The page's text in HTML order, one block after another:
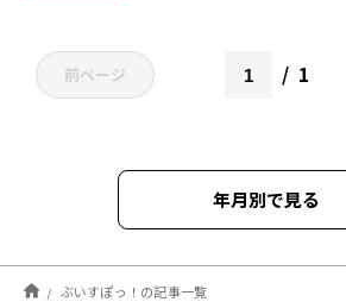
前ページ 1
年月別で見る
2026年03月
ぶいすぽっ！の記事一覧